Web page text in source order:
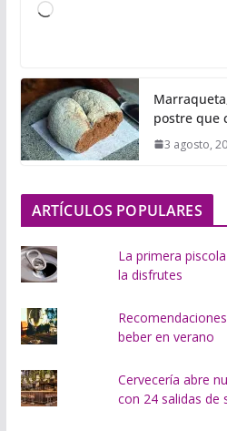
C
g
a
n
d
.
.
postre que
3 agosto,
ARTÍCULOS POPULARES
La primera
la disfrutes
beber en verano
Cervecería abre
con 24 salidas de